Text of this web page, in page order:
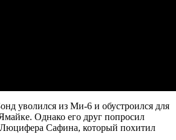
уволился из Ми-6 и обустроился для
Однако его друг попросил
Люцифера Сафина, который похитил